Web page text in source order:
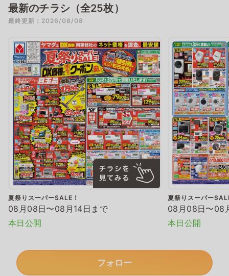
最新のチラシ（全25枚）
最終更新：2026/08/08
夏祭りスーパーSALE！
08月08日〜08月14日まで
本日公開
夏祭りスーパー
08月08日〜08
本日公開
フォロー